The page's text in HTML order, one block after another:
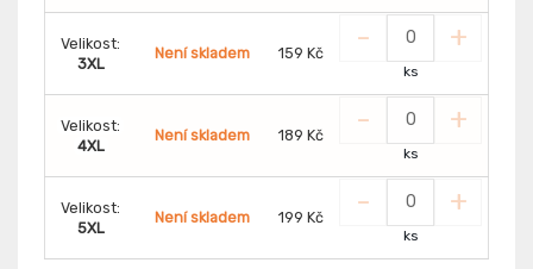
Velikost:
3XL
Není skladem 159 Kč - +
ks
Velikost:
4XL
Není skladem 189 Kč - +
ks
Velikost:
5XL
Není skladem 199 Kč - +
ks